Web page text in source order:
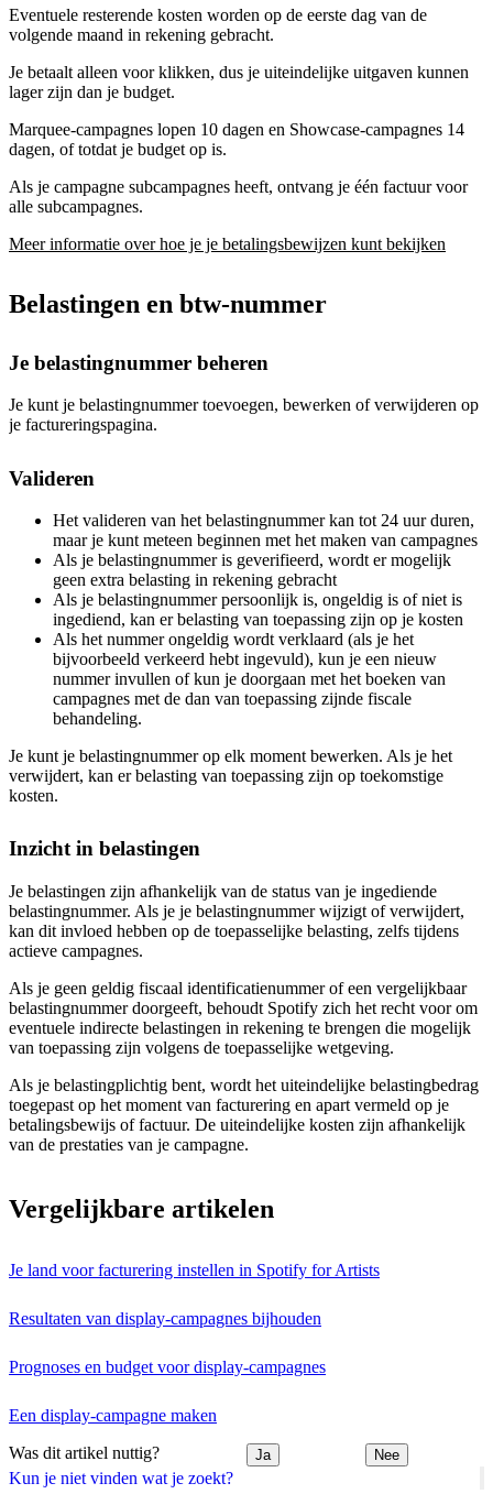
Kun je niet vinden wat je zoekt?
Eventuele resterende kosten worden op de eerste dag van de
volgende maand in rekening gebracht.
Je betaalt alleen voor klikken, dus je uiteindelijke uitgaven kunnen
lager zijn dan je budget.
Marquee-campagnes lopen 10 dagen en Showcase-campagnes 14
dagen, of totdat je budget op is.
Als je campagne subcampagnes heeft, ontvang je één factuur voor
alle subcampagnes.
Meer informatie over hoe je je betalingsbewijzen kunt bekijken
Belastingen en btw-nummer
Je belastingnummer beheren
Je kunt je belastingnummer toevoegen, bewerken of verwijderen op
je factureringspagina.
Valideren
Het valideren van het belastingnummer kan tot 24 uur duren,
maar je kunt meteen beginnen met het maken van campagnes
Als je belastingnummer is geverifieerd, wordt er mogelijk
geen extra belasting in rekening gebracht
Als je belastingnummer persoonlijk is, ongeldig is of niet is
ingediend, kan er belasting van toepassing zijn op je kosten
Als het nummer ongeldig wordt verklaard (als je het
bijvoorbeeld verkeerd hebt ingevuld), kun je een nieuw
nummer invullen of kun je doorgaan met het boeken van
campagnes met de dan van toepassing zijnde fiscale
behandeling.
Je kunt je belastingnummer op elk moment bewerken. Als je het
verwijdert, kan er belasting van toepassing zijn op toekomstige
kosten.
Inzicht in belastingen
Je belastingen zijn afhankelijk van de status van je ingediende
belastingnummer. Als je je belastingnummer wijzigt of verwijdert,
kan dit invloed hebben op de toepasselijke belasting, zelfs tijdens
actieve campagnes.
Als je geen geldig fiscaal identificatienummer of een vergelijkbaar
belastingnummer doorgeeft, behoudt Spotify zich het recht voor om
eventuele indirecte belastingen in rekening te brengen die mogelijk
van toepassing zijn volgens de toepasselijke wetgeving.
Als je belastingplichtig bent, wordt het uiteindelijke belastingbedrag
toegepast op het moment van facturering en apart vermeld op je
betalingsbewijs of factuur. De uiteindelijke kosten zijn afhankelijk
van de prestaties van je campagne.
Vergelijkbare artikelen
Je land voor facturering instellen in Spotify for Artists
Resultaten van display-campagnes bijhouden
Prognoses en budget voor display-campagnes
Een display-campagne maken
Was dit artikel nuttig? Ja Nee